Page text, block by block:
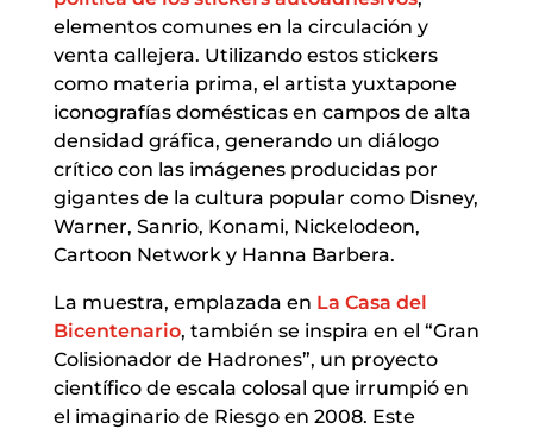
elementos comunes en la circulación y
venta callejera. Utilizando estos stickers
como materia prima, el artista yuxtapone
iconografías domésticas en campos de alta
densidad gráfica, generando un diálogo
crítico con las imágenes producidas por
gigantes de la cultura popular como Disney,
Warner, Sanrio, Konami, Nickelodeon,
Cartoon Network y Hanna Barbera.
La muestra, emplazada en La Casa del
Bicentenario, también se inspira en el “Gran
Colisionador de Hadrones”, un proyecto
científico de escala colosal que irrumpió en
el imaginario de Riesgo en 2008. Este